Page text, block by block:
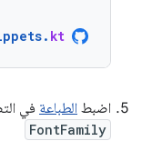
. kt
اضبط الطباعة في
FontFamily